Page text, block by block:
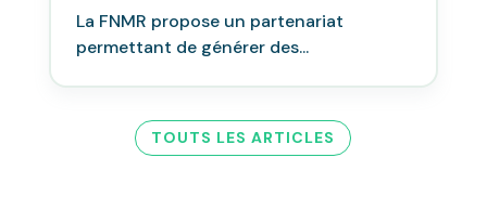
La FNMR propose un partenariat
permettant de générer des...
TOUTS LES ARTICLES